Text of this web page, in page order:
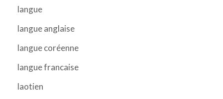
langue
langue anglaise
langue coréenne
langue francaise
laotien